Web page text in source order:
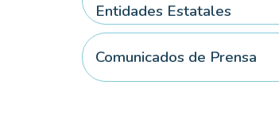
Entidades Estatales
Comunicados de Prensa